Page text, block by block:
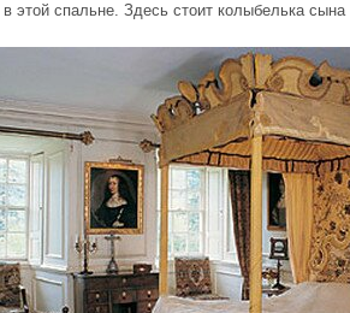
этой спальне. Здесь стоит колыбелька